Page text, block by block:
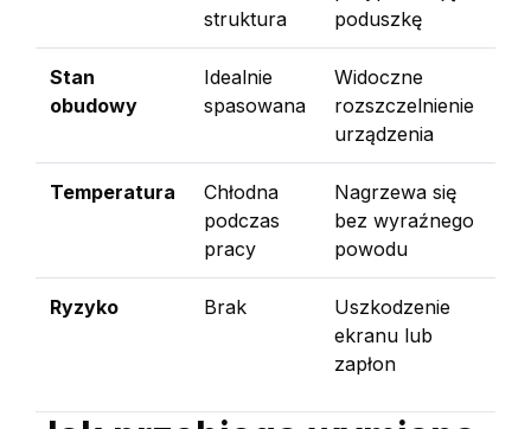
struktura
poduszkę
Stan
obudowy
Idealnie
spasowana
Widoczne
rozszczelnienie
urządzenia
Temperatura
Chłodna
podczas
pracy
Nagrzewa się
bez wyraźnego
powodu
Ryzyko Brak
Uszkodzenie
ekranu lub
zapłon